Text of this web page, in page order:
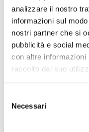
analizzare il nostro
informazioni sul
nostri partner che si
pubblicità e social
con altre informazioni
raccolto dal suo
delNecessari
POZZUOLI: CITTADINI
BRADISISMO
Leggi l'articolo